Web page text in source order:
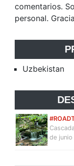
comentarios.
personal.
Uzbekistan
de